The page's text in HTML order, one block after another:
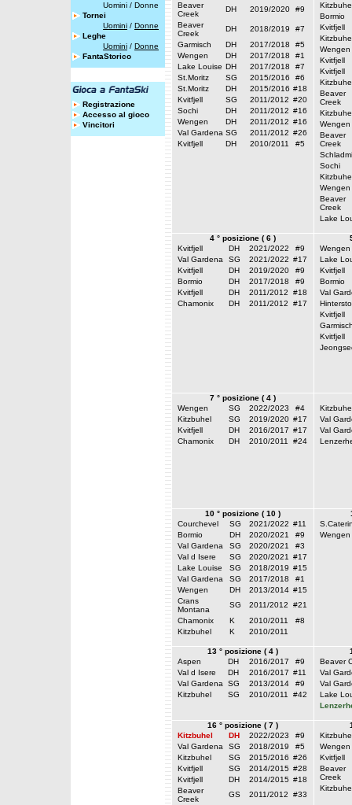
Uomini / Donne
Tornei
Uomini / Donne
Leghe
Uomini / Donne
FantaStorico
Registrazione
Accesso al gioco
Vincitori
Beaver
Creek
DH 2019/2020
#9
Beaver
Creek
DH 2018/2019
#7
Garmisch
DH 2017/2018
#5
Wengen
DH 2017/2018
#1
Lake Louise DH 2017/2018
#7
St.Moritz
SG 2015/2016
#6
St.Moritz
DH 2015/2016 #18
Kvitfjell
SG 2011/2012 #20
Sochi
DH 2011/2012 #16
Wengen
DH 2011/2012 #16
Val Gardena SG 2011/2012 #26
Kvitfjell
DH 2010/2011 #5
Bormio
Kvitfjell
Wengen
Kvitfjell
Kvitfjell
Beaver
Creek
Wengen
Beaver
Creek
Sochi
Wengen
Beaver
Creek
Lake
4 ° posizione ( 6 )
Kvitfjell
DH 2021/2022
#9
Val Gardena
SG 2021/2022 #17
Kvitfjell
DH 2019/2020
#9
Bormio
DH 2017/2018
#9
Kvitfjell
DH 2011/2012
#18
Chamonix
DH 2011/2012 #17
Wengen
Lake
Kvitfjell
Bormio
Val
Kvitfjell
Kvitfjell
7 ° posizione ( 4 )
Wengen
SG 2022/2023
#4
Kitzbuhel
SG 2019/2020 #17
Kvitfjell
DH 2016/2017 #17
Chamonix
DH 2010/2011 #24
Val
Val
10 ° posizione ( 10 )
Courchevel
SG 2021/2022 #11
Bormio
DH 2020/2021
#9
Val Gardena
SG 2020/2021
#3
Val d Isere
SG 2020/2021
#17
Lake Louise
SG 2018/2019 #15
Val Gardena
SG 2017/2018
#1
Wengen
DH 2013/2014 #15
Crans
Montana
SG 2011/2012
#21
Chamonix
K 2010/2011
#8
Kitzbuhel
K 2010/2011
Wengen
13 ° posizione ( 4 )
Aspen
DH 2016/2017
#9
Val d Isere
DH 2016/2017 #11
Val Gardena
SG 2013/2014
#9
Kitzbuhel
SG 2010/2011 #42
Beaver
Val
Val
Lake
16 ° posizione ( 7 )
Kitzbuhel
DH 2022/2023
#9
Val Gardena
SG 2018/2019
#5
Kitzbuhel
SG 2015/2016 #26
Kvitfjell
SG 2014/2015 #28
Kvitfjell
DH 2014/2015 #18
Beaver
Creek
GS 2011/2012
#33
Wengen
Kvitfjell
Beaver
Creek